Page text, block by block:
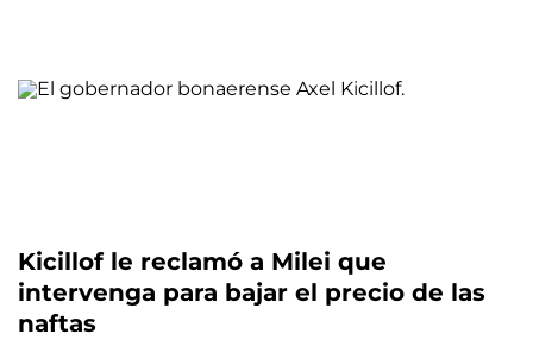
Kicillof le reclamó a Milei que
intervenga para bajar el precio de las
naftas